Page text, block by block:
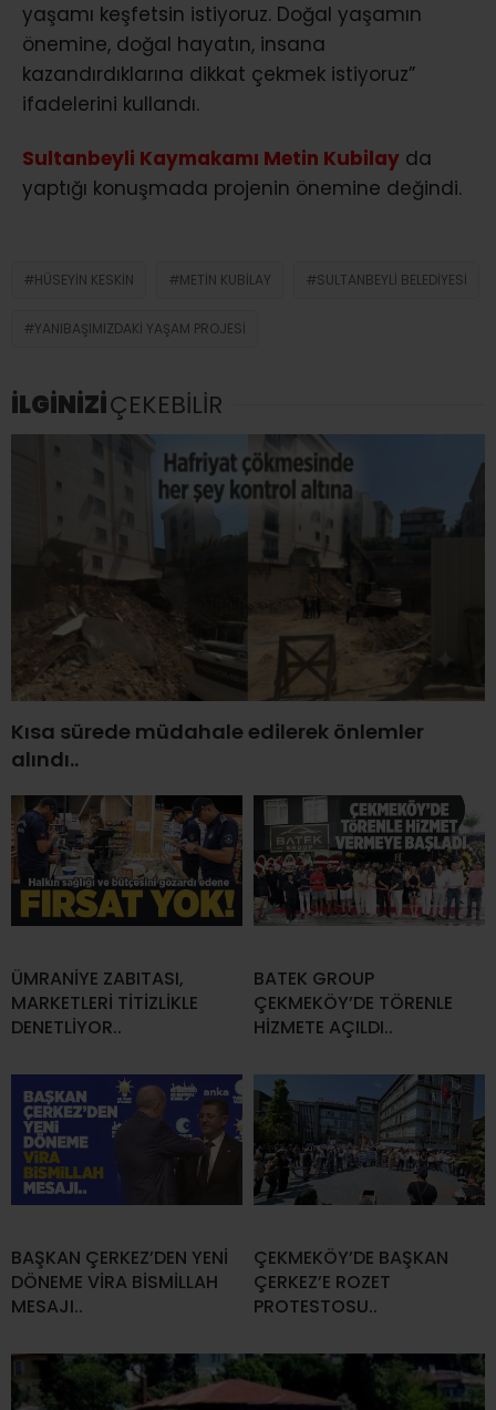
yaşamı keşfetsin istiyoruz. Doğal yaşamın
önemine, doğal hayatın, insana
kazandırdıklarına dikkat çekmek istiyoruz”
ifadelerini kullandı.
Sultanbeyli Kaymakamı Metin Kubilay da
yaptığı konuşmada projenin önemine değindi.
HÜSEYIN KESKIN METIN KUBILAY SULTANBEYLI BELEDIYESI
YANIBAŞIMIZDAKI YAŞAM PROJESI
İLGİNİZİÇEKEBİLİR
Kısa sürede müdahale edilerek önlemler
alındı..
ÜMRANİYE ZABITASI,
MARKETLERİ TİTİZLİKLE
DENETLİYOR..
BATEK GROUP
ÇEKMEKÖY’DE TÖRENLE
HİZMETE AÇILDI..
BAŞKAN ÇERKEZ’DEN YENİ
DÖNEME VİRA BİSMİLLAH
MESAJI..
ÇEKMEKÖY’DE BAŞKAN
ÇERKEZ’E ROZET
PROTESTOSU..